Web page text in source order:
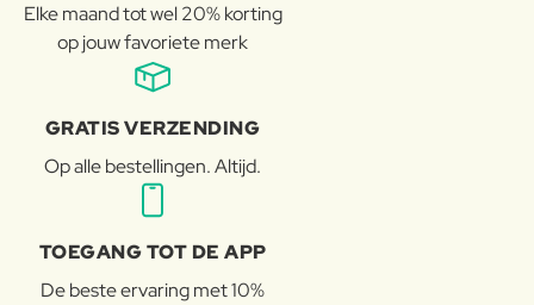
Elke maand tot wel 20% korting
op jouw favoriete merk
GRATIS VERZENDING
Op alle bestellingen. Altijd.
TOEGANG TOT DE APP
De beste ervaring met 10%